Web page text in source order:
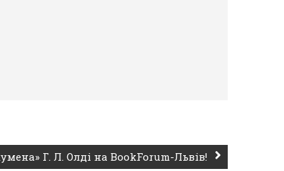
Г. Л. Олді на BookForum-Львів!